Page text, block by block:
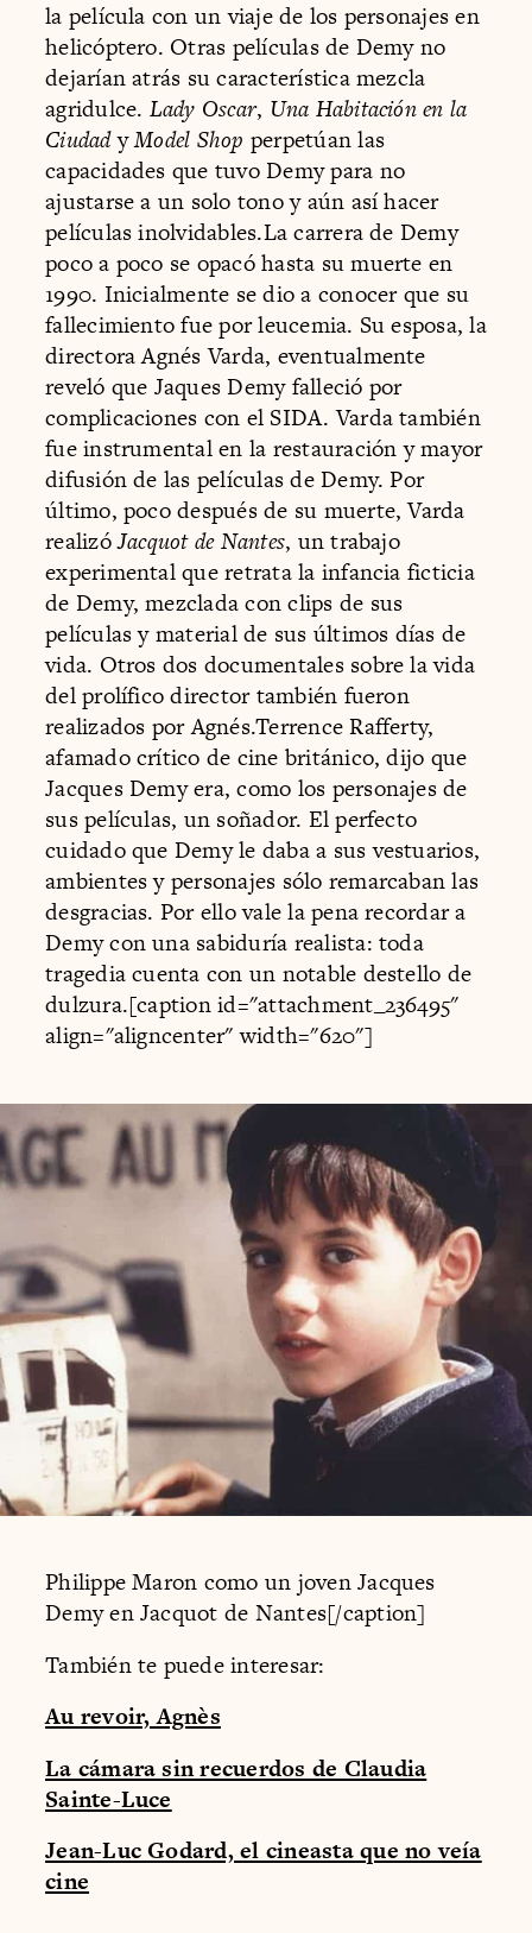
la película con un viaje de los personajes en
helicóptero. Otras películas de Demy no
dejarían atrás su característica mezcla
agridulce. Lady Oscar, Una Habitación en la
CiudadyModel Shop perpetúan las
capacidades que tuvo Demy para no
ajustarse a un solo tono y aún así hacer
películas inolvidables.La carrera de Demy
poco a poco se opacó hasta su muerte en
1990. Inicialmente se dio a conocer que su
fallecimiento fue por leucemia. Su esposa, la
directora Agnés Varda, eventualmente
reveló que Jaques Demy falleció por
complicaciones con el SIDA. Varda también
fue instrumental en la restauración y mayor
difusión de las películas de Demy. Por
último, poco después de su muerte, Varda
realizóJacquot de Nantes, un trabajo
experimental que retrata la infancia ficticia
de Demy, mezclada con clips de sus
películas y material de sus últimos días de
vida. Otros dos documentales sobre la vida
del prolífico director también fueron
realizados por Agnés.Terrence Rafferty,
afamado crítico de cine británico, dijo que
Jacques Demy era, como los personajes de
sus películas, un soñador. El perfecto
cuidado que Demy le daba a sus vestuarios,
ambientes y personajes sólo remarcaban las
desgracias. Por ello vale la pena recordar a
Demy con una sabiduría realista: toda
tragedia cuenta con un notable destello de
dulzura.[caption id="attachment_236495"
align="aligncenter" width="620"]
Philippe Maron como un joven Jacques
Demy en Jacquot de Nantes[/caption]
También te puede interesar:
Au revoir, Agnès
La cámara sin recuerdos de Claudia
Sainte-Luce
Jean-Luc Godard, el cineasta que no veía
cine